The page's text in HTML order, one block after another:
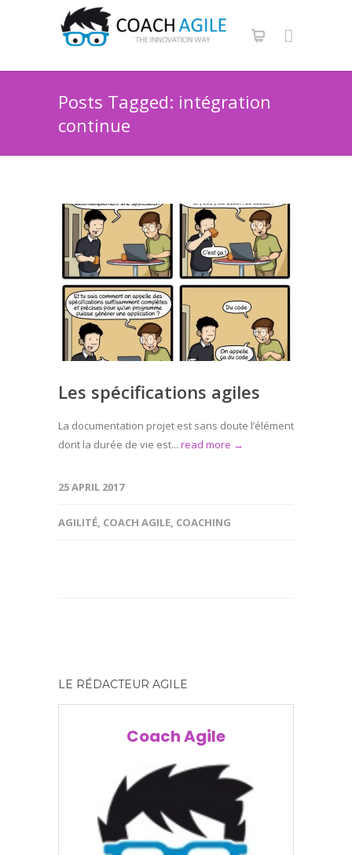
Posts Tagged: intégration
continue
Les spécifications agiles
La documentation projet est sans doute l’élément
dont la durée de vie est... read more →
25 APRIL 2017
AGILITÉ, COACH AGILE, COACHING
LE RÉDACTEUR AGILE
Coach Agile